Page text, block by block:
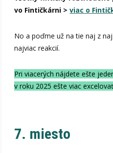
vo Fintičkárni >viac o
No a poďme už na tie naj z
najviac reakcií.
Pri viacerých nájdete ešte
v roku 2025 ešte viac
7. miesto